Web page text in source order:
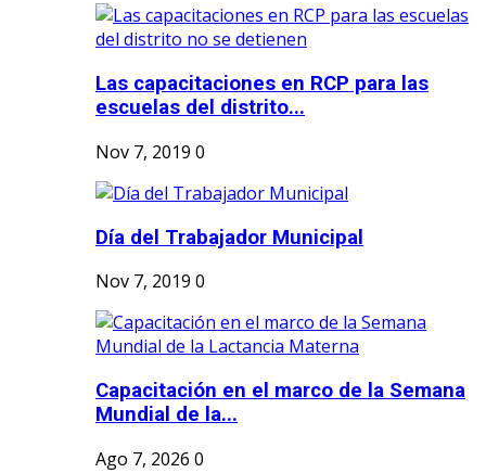
Las capacitaciones en RCP para las
escuelas del distrito...
Nov 7, 2019 0
Día del Trabajador Municipal
Nov 7, 2019 0
Capacitación en el marco de la Semana
Mundial de la...
Ago 7, 2026 0